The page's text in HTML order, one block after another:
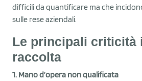
difficili da quantificare ma che
sulle rese aziendali.
Le principali criticità
raccolta
1. Mano d’opera non qualificata